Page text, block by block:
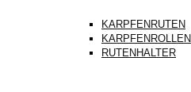
KARPFENRUTEN
KARPFENROLLEN
RUTENHALTER